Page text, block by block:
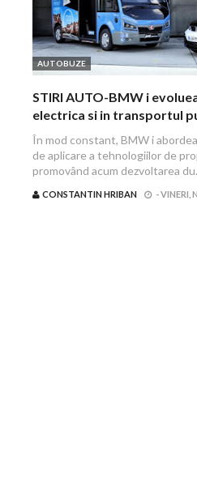
AUTOBUZE
STIRI AUTO-BMW i
electrica si in transportul
În mod constant, BMW i
de aplicare a tehnologiilor de
promovând acum dezvoltarea
CONSTANTIN HRIBAN -VINERI,